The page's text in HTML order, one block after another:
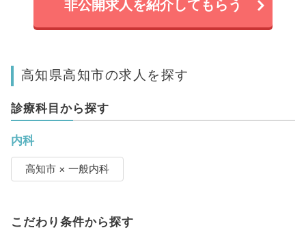
非公開求人を紹介してもらう
高知県高知市の求人を探す
診療科目から探す
内科
高知市 × 一般内科
こだわり条件から探す